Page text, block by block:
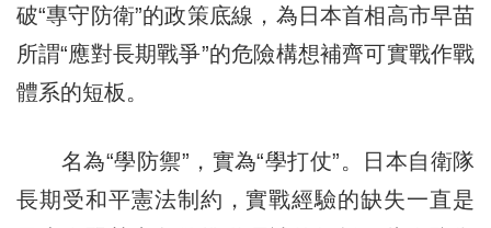
破“專守防衛”的政策底線，為日本首相高市早苗
所謂“應對長期戰爭”的危險構想補齊可實戰作戰
體系的短板。
名為“學防禦”，實為“學打仗”。日本自衛隊
長期受和平憲法制約，實戰經驗的缺失一直是